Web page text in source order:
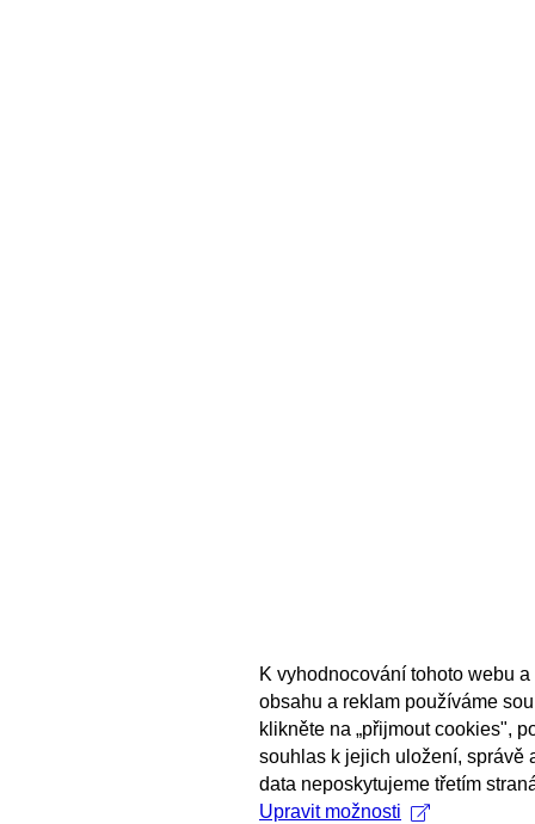
K vyhodnocování tohoto webu
obsahu a reklam používáme
klikněte na „přijmout cookies",
souhlas k jejich uložení, správě
data neposkytujeme třetím
Upravit možnosti